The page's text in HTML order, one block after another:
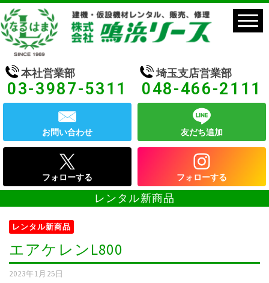
本社営業部
03-3987-5311
埼玉支店営業部
048-466-2111
お問い合わせ 友だち追加
フォローする フォローする
レンタル新商品
レンタル新商品
エアケレンL800
2023年1月25日